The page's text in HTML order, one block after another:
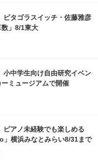
ピタゴラスイッチ・佐藤雅彦
数」8/1東大
小中学生向け自由研究イベン
ーミュージアムで開催
ピアノ未経験でも楽しめる
」横浜みなとみらい8/31まで